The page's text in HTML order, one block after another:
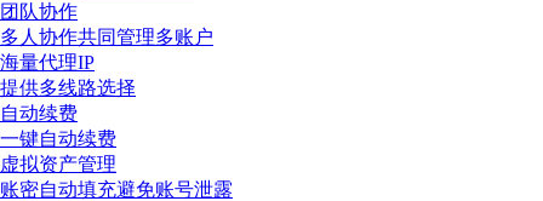
团队协作
多人协作共同管理多账户
海量代理IP
提供多线路选择
自动续费
一键自动续费
虚拟资产管理
账密自动填充避免账号泄露